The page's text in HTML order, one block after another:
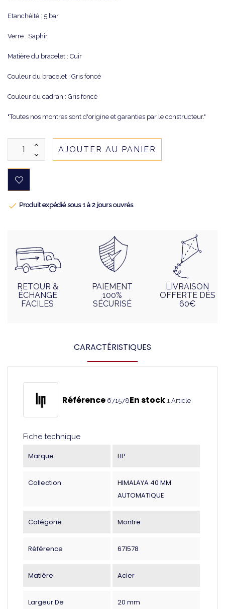
Etanchéité : 5 bar
Verre : Saphir
Matière du bracelet : Cuir
Couleur du bracelet : Gris foncé
Couleur du cadran : Gris foncé
"Toutes nos montres sont d'origine et garanties par le constructeur."
AJOUTER AU PANIER
 Produit expédié sous 1 à 2 jours ouvrés
RETOUR &
ÉCHANGE
FACILES
PAIEMENT
100%
SÉCURISÉ
LIVRAISON
OFFERTE DÈS
60€
CARACTÉRISTIQUES
Référence 671578En stock 1 Article
Fiche technique
Marque LIP
Collection
HIMALAYA 40 MM
AUTOMATIQUE
Catégorie Montre
Référence 671578
Matière Acier
Largeur De
20 mm